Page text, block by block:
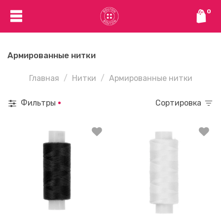
0
Армированные нитки
Главная Нитки Армированные нитки
Фильтры Сортировка